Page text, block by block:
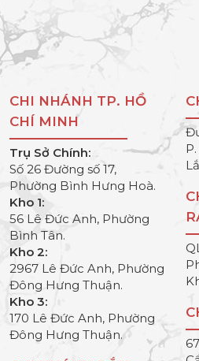
CHI NHÁNH TP. HỒ
CHÍ MINH
Trụ Sở Chính:
Số 26 Đường số 17,
Phường Bình Hưng Hoà.
Kho 1:
56 Lê Đức Anh, Phường
Bình Tân.
Kho 2:
2967 Lê Đức Anh, Phường
Đông Hưng Thuận.
Kho 3:
170 Lê Đức Anh, Phường
Đông Hưng Thuận.